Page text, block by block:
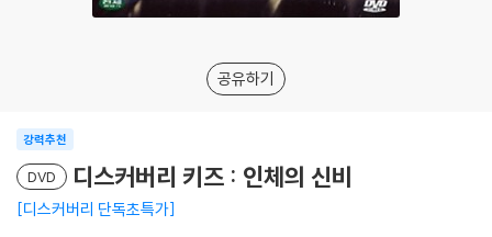
공유하기
강력추천
DVD 디스커버리 키즈 : 인체의 신비
디스커버리 단독초특가